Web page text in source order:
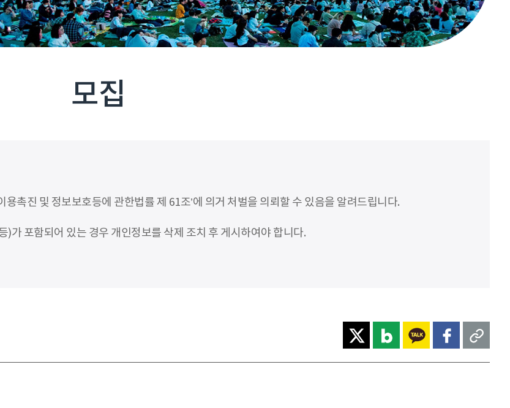
모집
촉진 및 정보보호등에 관한법률 제 61조’에 의거 처벌을 의뢰할 수 있음을 알려드립니다.
가 포함되어 있는 경우 개인정보를 삭제 조치 후 게시하여야 합니다.